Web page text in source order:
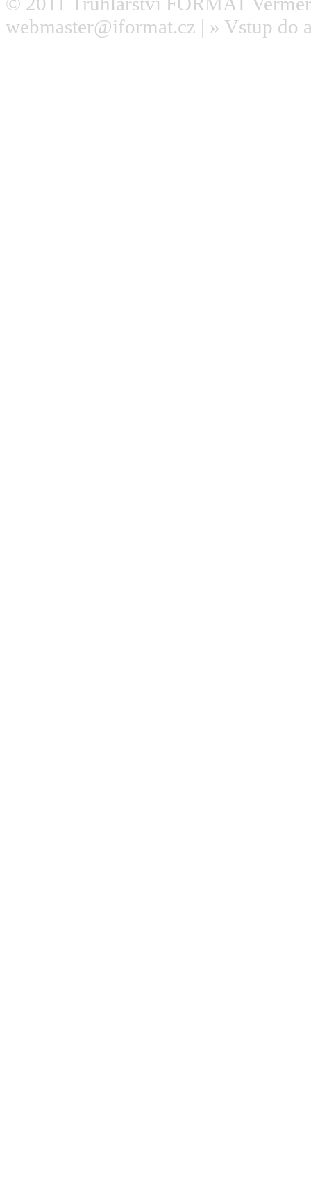
webmaster@iformat.cz | » Vstup do